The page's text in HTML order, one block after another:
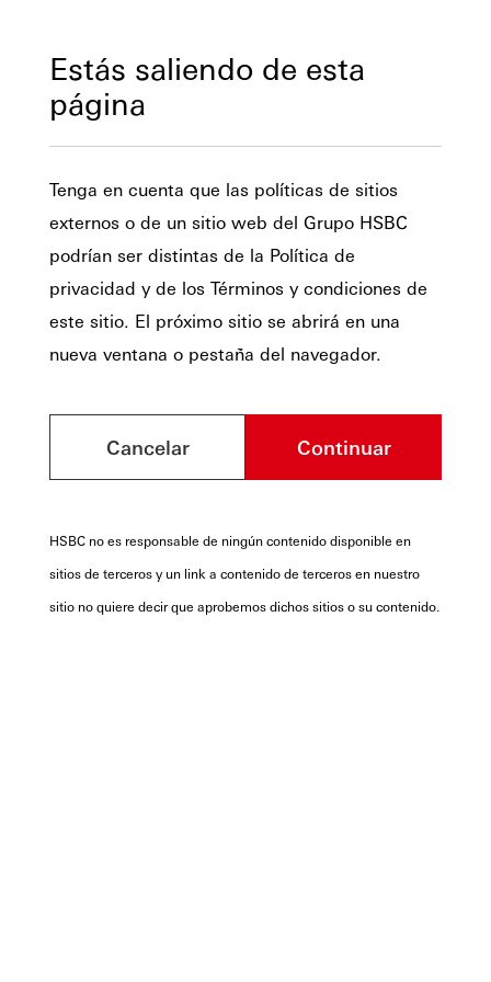
Estás saliendo de esta
página
Tenga en cuenta que las políticas de sitios
externos o de un sitio web del Grupo HSBC
podrían ser distintas de la Política de
privacidad y de los Términos y condiciones de
este sitio. El próximo sitio se abrirá en una
nueva ventana o pestaña del navegador.
Cancelar Continuar
HSBC no es responsable de ningún contenido disponible en
sitios de terceros y un link a contenido de terceros en nuestro
sitio no quiere decir que aprobemos dichos sitios o su contenido.